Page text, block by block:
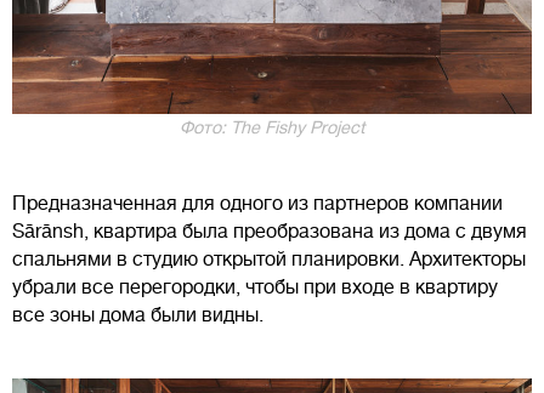
Фото: The Fishy Project
Предназначенная для одного из партнеров компании
Sārānsh, квартира была преобразована из дома с двумя
спальнями в студию открытой планировки. Архитекторы
убрали все перегородки, чтобы при входе в квартиру
все зоны дома были видны.